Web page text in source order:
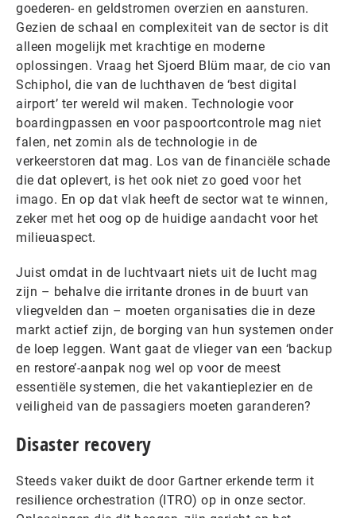
goederen- en geldstromen overzien en aansturen.
Gezien de schaal en complexiteit van de sector is dit
alleen mogelijk met krachtige en moderne
oplossingen. Vraag het Sjoerd Blüm maar, de cio van
Schiphol, die van de luchthaven de ‘best digital
airport’ ter wereld wil maken. Technologie voor
boardingpassen en voor paspoortcontrole mag niet
falen, net zomin als de technologie in de
verkeerstoren dat mag. Los van de financiële schade
die dat oplevert, is het ook niet zo goed voor het
imago. En op dat vlak heeft de sector wat te winnen,
zeker met het oog op de huidige aandacht voor het
milieuaspect.
Juist omdat in de luchtvaart niets uit de lucht mag
zijn – behalve die irritante drones in de buurt van
vliegvelden dan – moeten organisaties die in deze
markt actief zijn, de borging van hun systemen onder
de loep leggen. Want gaat de vlieger van een ‘backup
en restore’-aanpak nog wel op voor de meest
essentiële systemen, die het vakantieplezier en de
veiligheid van de passagiers moeten garanderen?
Disaster recovery
Steeds vaker duikt de door Gartner erkende term it
resilience orchestration (ITRO) op in onze sector.